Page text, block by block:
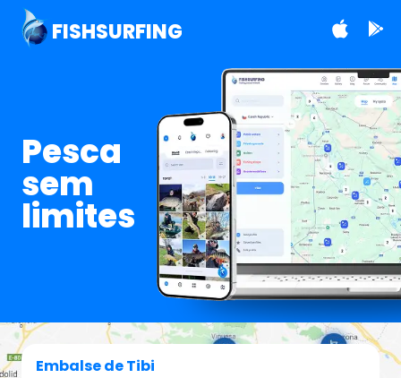
FISHSURFING
Pesca
sem
limites
Embalse de Tibi